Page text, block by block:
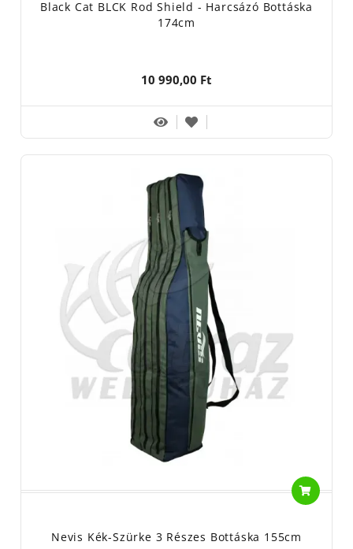
Black Cat BLCK Rod Shield - Harcsázó Bottáska
174cm
10 990,00 Ft
Nevis Kék-Szürke 3 Részes Bottáska 155cm